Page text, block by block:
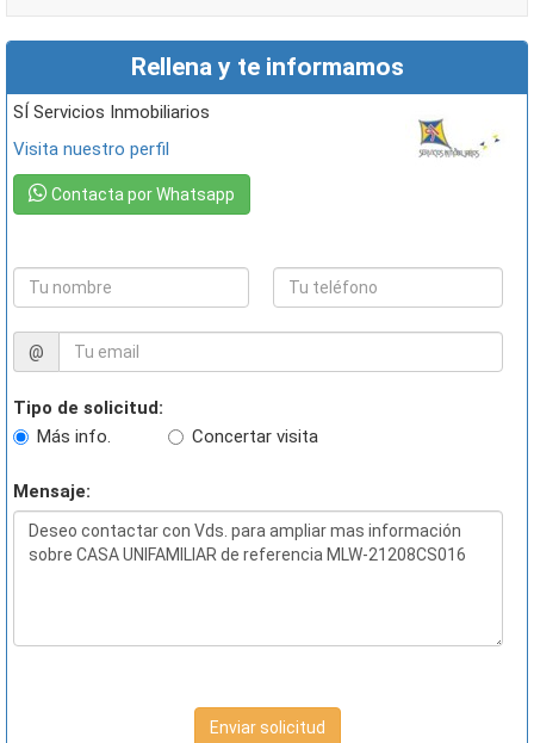
Rellena y te informamos
SÍ Servicios Inmobiliarios
Visita nuestro perfil
Contacta por Whatsapp
@
Tipo de solicitud:
Más info.
Concertar visita
Mensaje:
Enviar solicitud